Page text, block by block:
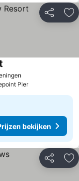
Delen
Pier
bekijken
Delen